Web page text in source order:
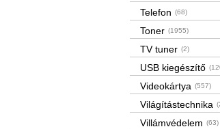
Telefon (68)
Toner (1955)
TV tuner (2)
USB kiegészítő
Videokártya (557)
Világítástechnika
Villámvédelem (63)